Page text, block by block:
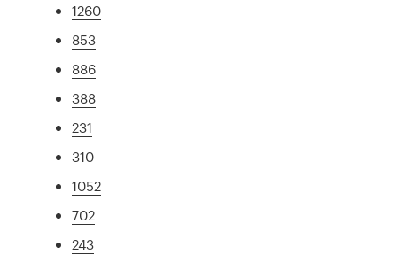
1260
853
886
388
231
310
1052
702
243